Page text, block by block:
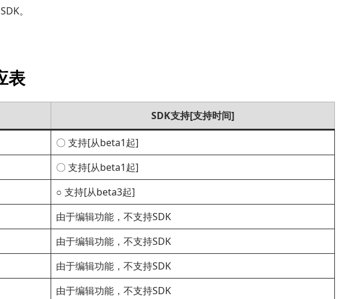
。
表
SDK支持[支持时间]
〇 支持[从beta1起]
〇 支持[从beta1起]
○ 支持[从beta3起]
由于编辑功能，不支持SDK
由于编辑功能，不支持SDK
由于编辑功能，不支持SDK
由于编辑功能，不支持SDK